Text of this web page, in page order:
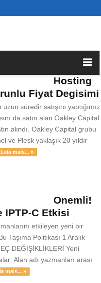
Hosting
Fiyat Degisimi
süredir satışını yaptığımız
da satın alan Oakley Capital
alındı. Oakley Capital grubu
ve Plesk yaklaşık 20 yıldır
Leia mais... »
Onemli!
IPTP-C Etkisi
etkileyen yeni bir
Taşıma Politikası 1 Aralık
DEĞİŞİKLİKLERİ Yeni
Alan adı yazmanları arası
mais... »